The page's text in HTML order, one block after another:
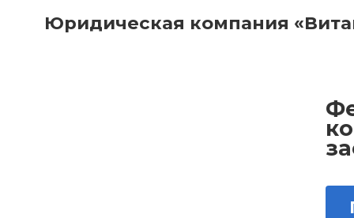
Юридическая компания